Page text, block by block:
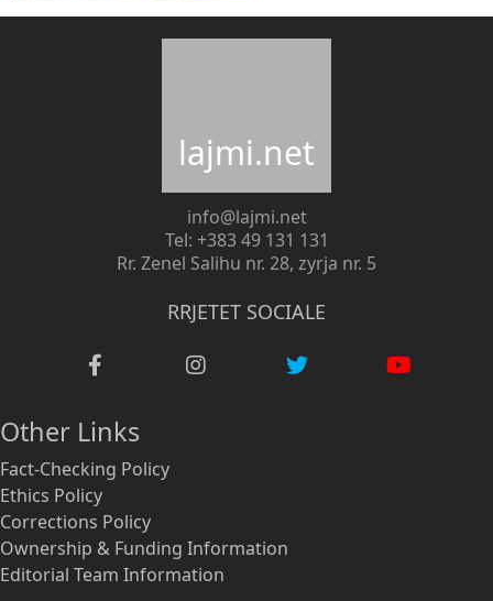
lajmi.net
info@lajmi.net
Tel: +383 49 131 131
Rr. Zenel Salihu nr. 28, zyrja nr. 5
RRJETET SOCIALE
Other Links
Fact-Checking Policy
Ethics Policy
Corrections Policy
Ownership & Funding Information
Editorial Team Information